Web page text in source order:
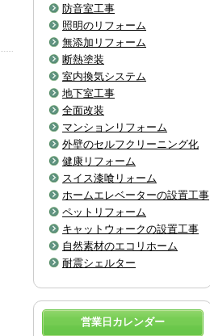
防音室工事
照明のリフォーム
無添加リフォーム
断熱塗装
室内換気システム
地下室工事
全面改装
マンションリフォーム
外壁のセルフクリーニング化
健康リフォーム
スイス漆喰リォーム
ホームエレベーターの設置工事
ペットリフォーム
キャットウォークの設置工事
自然素材のエコリホーム
耐震シェルター
営業日カレンダー